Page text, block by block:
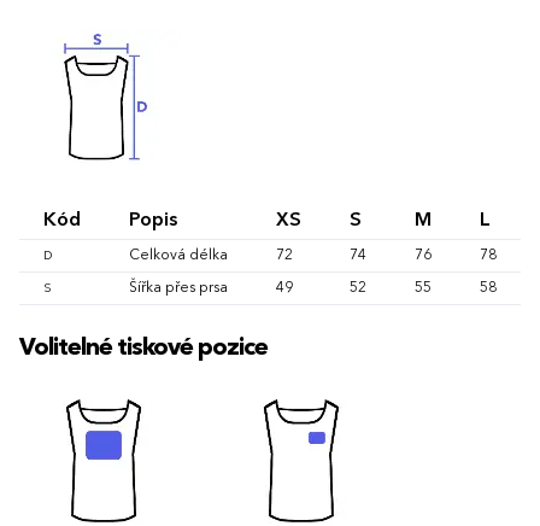
Kód Popis XS S M L
D Celková délka 72 74 76 78
S Šířka přes prsa 49 52 55 58
Volitelné tiskové pozice